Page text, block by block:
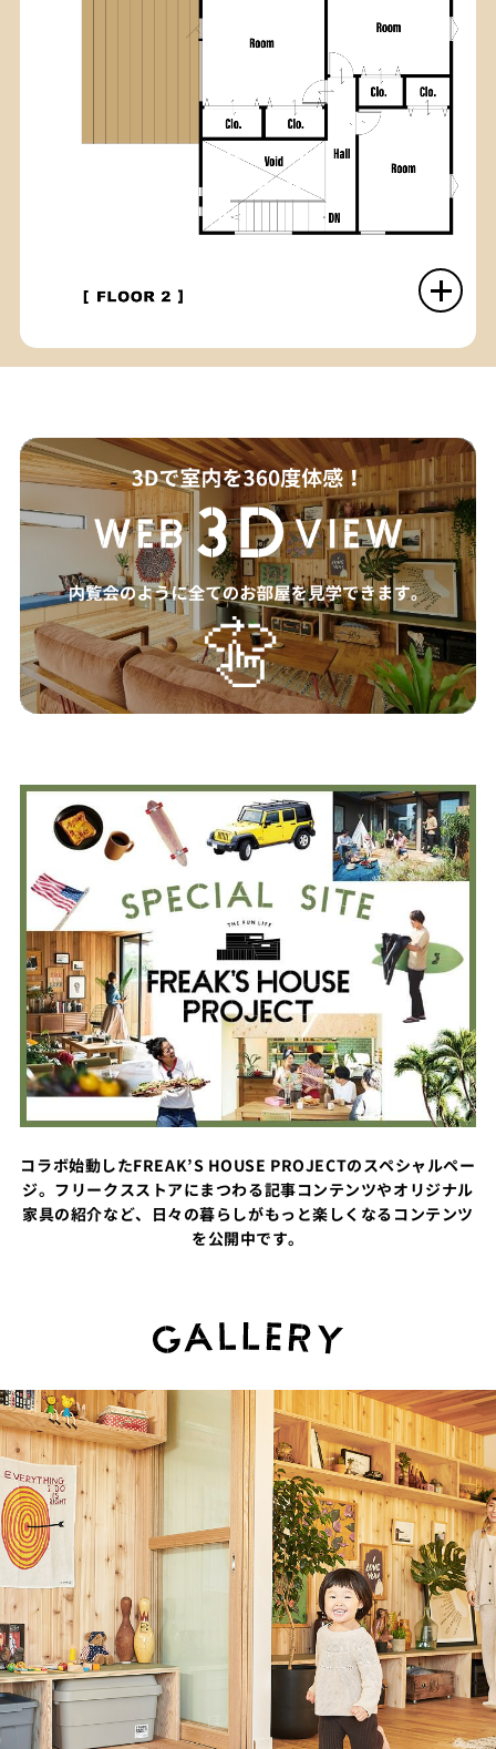
コラボ始動したFREAK’S HOUSE PROJECTのスペシャルペー
ジ。フリークスストアにまつわる記事コンテンツやオリジナル
家具の紹介など、日々の暮らしがもっと楽しくなるコンテンツ
を公開中です。